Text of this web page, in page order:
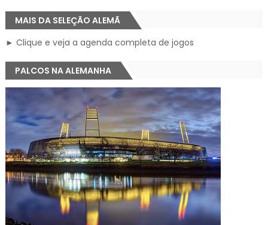
MAIS DA SELEÇÃO ALEMÃ
► Clique e veja a agenda completa de jogos
PALCOS NA ALEMANHA